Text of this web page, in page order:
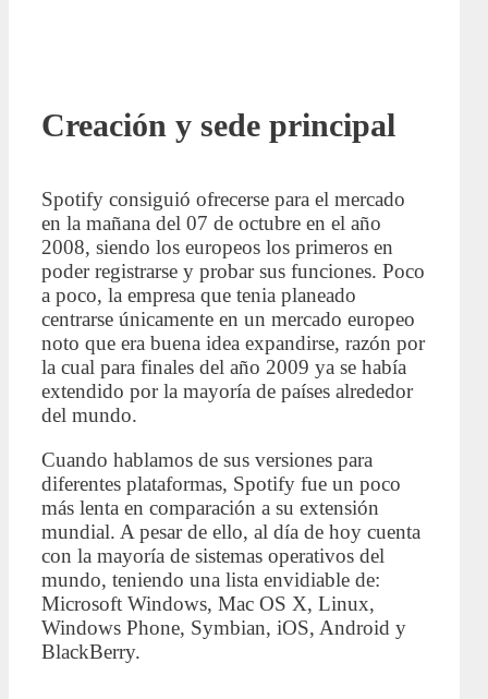
Creación y sede principal
Spotify consiguió ofrecerse para el mercado
en la mañana del 07 de octubre en el año
2008, siendo los europeos los primeros en
poder registrarse y probar sus funciones. Poco
a poco, la empresa que tenia planeado
centrarse únicamente en un mercado europeo
noto que era buena idea expandirse, razón por
la cual para finales del año 2009 ya se había
extendido por la mayoría de países alrededor
del mundo.
Cuando hablamos de sus versiones para
diferentes plataformas, Spotify fue un poco
más lenta en comparación a su extensión
mundial. A pesar de ello, al día de hoy cuenta
con la mayoría de sistemas operativos del
mundo, teniendo una lista envidiable de:
Microsoft Windows, Mac OS X, Linux,
Windows Phone, Symbian, iOS, Android y
BlackBerry.